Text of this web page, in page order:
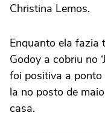
Christina Lemos.
Enquanto ela fazia
Godoy a cobriu no
foi positiva a
la no posto de
casa.